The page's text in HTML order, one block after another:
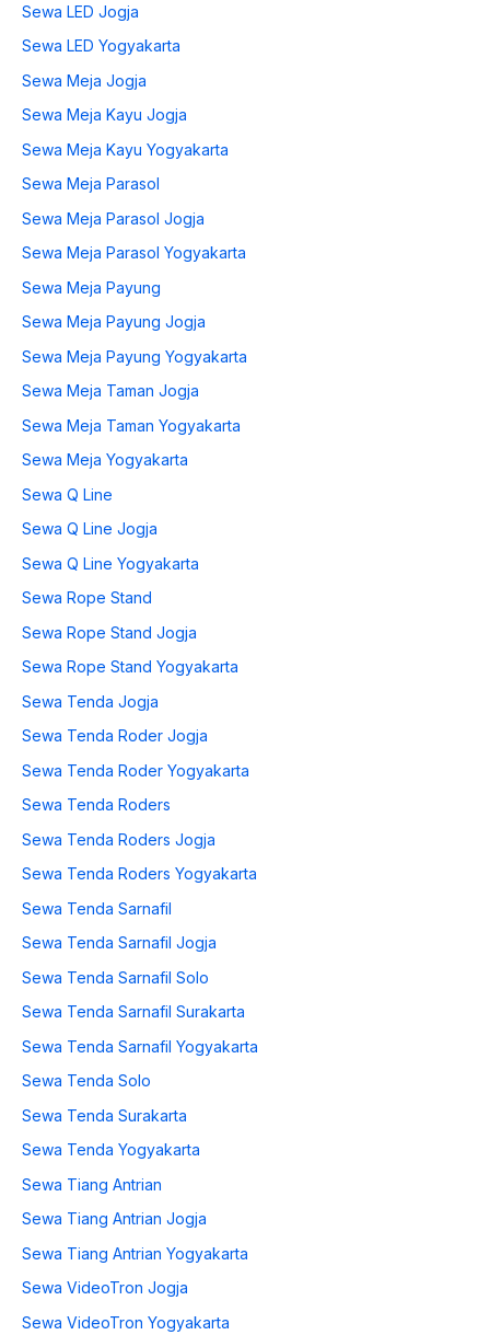
Sewa LED Jogja
Sewa LED Yogyakarta
Sewa Meja Jogja
Sewa Meja Kayu Jogja
Sewa Meja Kayu Yogyakarta
Sewa Meja Parasol
Sewa Meja Parasol Jogja
Sewa Meja Parasol Yogyakarta
Sewa Meja Payung
Sewa Meja Payung Jogja
Sewa Meja Payung Yogyakarta
Sewa Meja Taman Jogja
Sewa Meja Taman Yogyakarta
Sewa Meja Yogyakarta
Sewa Q Line
Sewa Q Line Jogja
Sewa Q Line Yogyakarta
Sewa Rope Stand
Sewa Rope Stand Jogja
Sewa Rope Stand Yogyakarta
Sewa Tenda Jogja
Sewa Tenda Roder Jogja
Sewa Tenda Roder Yogyakarta
Sewa Tenda Roders
Sewa Tenda Roders Jogja
Sewa Tenda Roders Yogyakarta
Sewa Tenda Sarnafil
Sewa Tenda Sarnafil Jogja
Sewa Tenda Sarnafil Solo
Sewa Tenda Sarnafil Surakarta
Sewa Tenda Sarnafil Yogyakarta
Sewa Tenda Solo
Sewa Tenda Surakarta
Sewa Tenda Yogyakarta
Sewa Tiang Antrian
Sewa Tiang Antrian Jogja
Sewa Tiang Antrian Yogyakarta
Sewa VideoTron Jogja
Sewa VideoTron Yogyakarta